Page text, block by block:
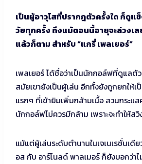
เป็นผู้อาวุโสที่ปรากฎตัวครั้งใด ก็ดูแ
วัยทุกครั้ง ถึงแม้ตอนนี้อายุจะล่วงเล
แล้วก็ตาม สำหรับ “แกรี่ เพลเยอร์”
เพลเยอร์ ได้ชื่อว่าเป็นนักกอล์ฟที่ดูแลตั
สมัยเขายังเป็นผู้เล่น อีกทั้งยังถูกยกให้
แรกๆ ที่เข้ายิมเพิ่มกล้ามเนื้อ สวนกระแส
นักกอล์ฟไม่ควรมีกล้าม เพราะจะทำให้สวิ
แม้แต่ผู้เล่นระดับตำนานในเจเนเรชั่นเดี
อส กับ อาร์โนลด์ พาลเมอร์ ก็ยังบอกว่า